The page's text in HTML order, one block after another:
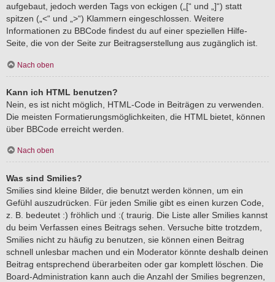
aufgebaut, jedoch werden Tags von eckigen („[“ und „]“) statt
spitzen („<“ und „>“) Klammern eingeschlossen. Weitere
Informationen zu BBCode findest du auf einer speziellen Hilfe-
Seite, die von der Seite zur Beitragserstellung aus zugänglich ist.
Nach oben
Kann ich HTML benutzen?
Nein, es ist nicht möglich, HTML-Code in Beiträgen zu verwenden.
Die meisten Formatierungsmöglichkeiten, die HTML bietet, können
über BBCode erreicht werden.
Nach oben
Was sind Smilies?
Smilies sind kleine Bilder, die benutzt werden können, um ein
Gefühl auszudrücken. Für jeden Smilie gibt es einen kurzen Code,
z. B. bedeutet :) fröhlich und :( traurig. Die Liste aller Smilies kannst
du beim Verfassen eines Beitrags sehen. Versuche bitte trotzdem,
Smilies nicht zu häufig zu benutzen, sie können einen Beitrag
schnell unlesbar machen und ein Moderator könnte deshalb deinen
Beitrag entsprechend überarbeiten oder gar komplett löschen. Die
Board-Administration kann auch die Anzahl der Smilies begrenzen,